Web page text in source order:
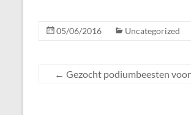
05/06/2016 Uncategorized
← Gezocht podiumbeesten